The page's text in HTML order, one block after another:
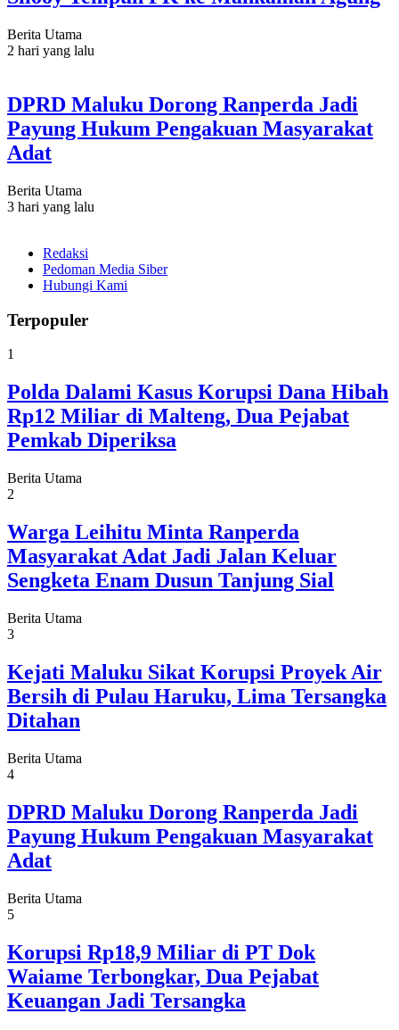
Berita Utama
2 hari yang lalu
DPRD Maluku Dorong Ranperda Jadi
Payung Hukum Pengakuan Masyarakat
Adat
Berita Utama
3 hari yang lalu
Redaksi
Pedoman Media Siber
Hubungi Kami
Terpopuler
1
Polda Dalami Kasus Korupsi Dana Hibah
Rp12 Miliar di Malteng, Dua Pejabat
Pemkab Diperiksa
Berita Utama
2
Warga Leihitu Minta Ranperda
Masyarakat Adat Jadi Jalan Keluar
Sengketa Enam Dusun Tanjung Sial
Berita Utama
3
Kejati Maluku Sikat Korupsi Proyek Air
Bersih di Pulau Haruku, Lima Tersangka
Ditahan
Berita Utama
4
DPRD Maluku Dorong Ranperda Jadi
Payung Hukum Pengakuan Masyarakat
Adat
Berita Utama
5
Korupsi Rp18,9 Miliar di PT Dok
Waiame Terbongkar, Dua Pejabat
Keuangan Jadi Tersangka